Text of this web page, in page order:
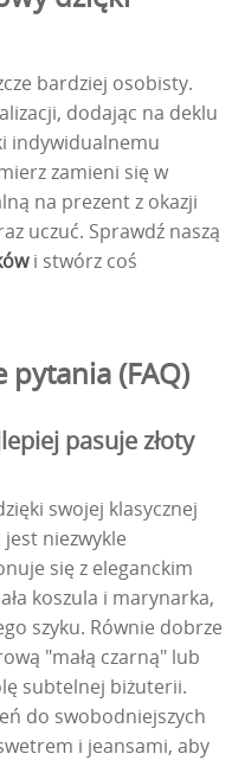
bardziej osobisty.
dodając na deklu
indywidualnemu
zamieni się w
na prezent z okazji
uczuć. Sprawdź naszą
i stwórz coś
pytania (FAQ)
pasuje złoty
swojej klasycznej
niezwykle
się z eleganckim
koszula i marynarka,
szyku. Równie dobrze
"małą czarną" lub
subtelnej biżuterii.
do swobodniejszych
i jeansami, aby